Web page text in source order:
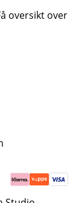
oversikt over